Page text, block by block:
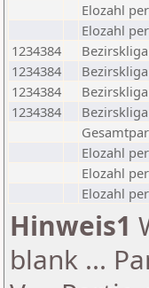
Elozahl
Elozahl
1234384
1234384
1234384
1234384
Elozahl
Elozahl
Elozahl
Hinweis1
blank ...